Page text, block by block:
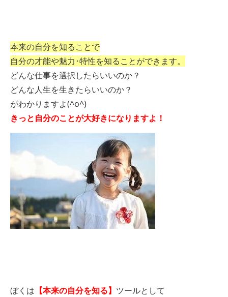
本来の自分を知ることで
自分の才能や魅力･特性を知ることができます。
どんな仕事を選択したらいいのか？
どんな人生を生きたらいいのか？
がわかりますよ(^o^)
きっと自分のことが大好きになりますよ！
ぼくは 【本来の自分を知る】 ツールとして